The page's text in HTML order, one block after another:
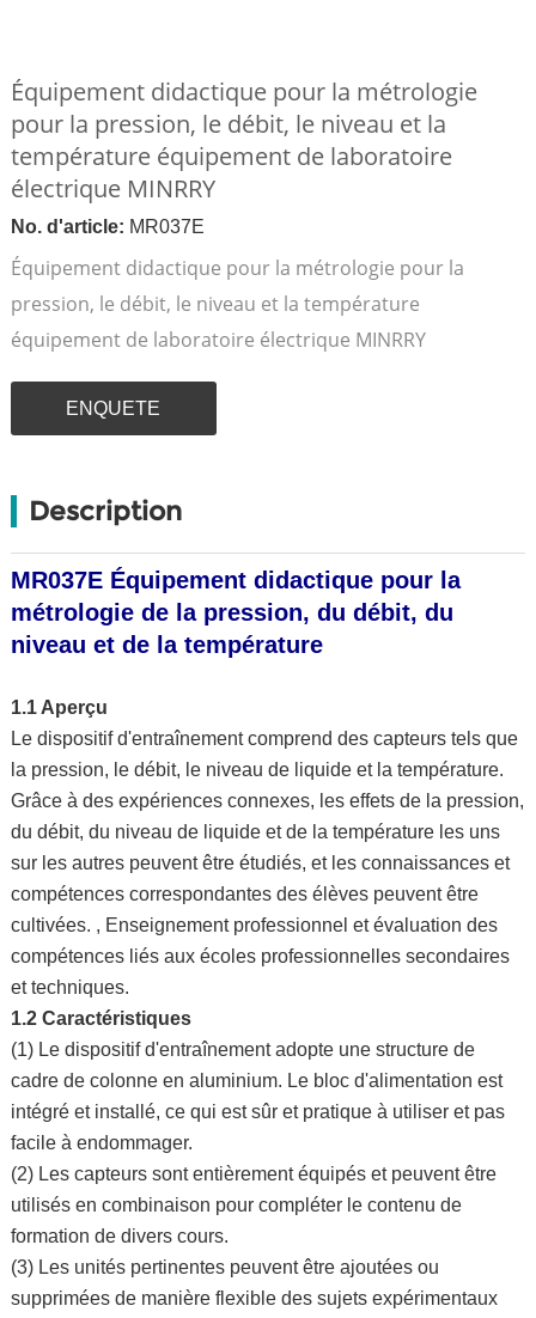
Équipement didactique pour la métrologie
pour la pression, le débit, le niveau et la
température équipement de laboratoire
électrique MINRRY
No. d'article: MR037E
Équipement didactique pour la métrologie pour la
pression, le débit, le niveau et la température
équipement de laboratoire électrique MINRRY
ENQUETE
Description
MR037E Équipement didactique pour la
métrologie de la pression, du débit, du
niveau et de la température
1.1 Aperçu
Le dispositif d'entraînement comprend des capteurs tels que
la pression, le débit, le niveau de liquide et la température.
Grâce à des expériences connexes, les effets de la pression,
du débit, du niveau de liquide et de la température les uns
sur les autres peuvent être étudiés, et les connaissances et
compétences correspondantes des élèves peuvent être
cultivées. , Enseignement professionnel et évaluation des
compétences liés aux écoles professionnelles secondaires
et techniques.
1.2 Caractéristiques
(1) Le dispositif d'entraînement adopte une structure de
cadre de colonne en aluminium. Le bloc d'alimentation est
intégré et installé, ce qui est sûr et pratique à utiliser et pas
facile à endommager.
(2) Les capteurs sont entièrement équipés et peuvent être
utilisés en combinaison pour compléter le contenu de
formation de divers cours.
(3) Les unités pertinentes peuvent être ajoutées ou
supprimées de manière flexible des sujets expérimentaux